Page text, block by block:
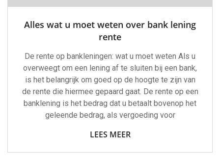
Alles wat u moet weten over bank lening
rente
De rente op bankleningen: wat u moet weten Als u
overweegt om een lening af te sluiten bij een bank,
is het belangrijk om goed op de hoogte te zijn van
de rente die hiermee gepaard gaat. De rente op een
banklening is het bedrag dat u betaalt bovenop het
geleende bedrag, als vergoeding voor
LEES MEER